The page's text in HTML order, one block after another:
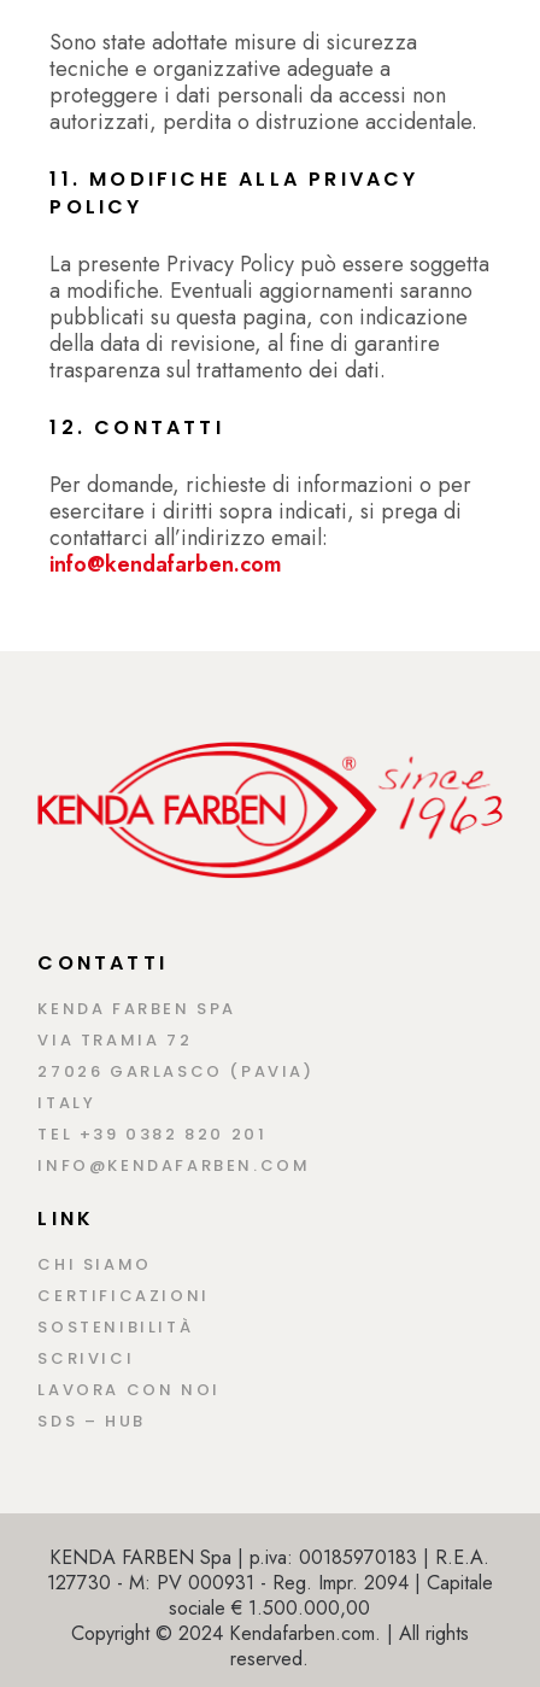
Sono state adottate misure di sicurezza
tecniche e organizzative adeguate a
proteggere i dati personali da accessi non
autorizzati, perdita o distruzione accidentale.
11. MODIFICHE ALLA PRIVACY
POLICY
La presente Privacy Policy può essere soggetta
a modifiche. Eventuali aggiornamenti saranno
pubblicati su questa pagina, con indicazione
della data di revisione, al fine di garantire
trasparenza sul trattamento dei dati.
12. CONTATTI
Per domande, richieste di informazioni o per
esercitare i diritti sopra indicati, si prega di
contattarci all’indirizzo email:
info@kendafarben.com
CONTATTI
KENDA FARBEN SPA
VIA TRAMIA 72
27026 GARLASCO (PAVIA)
ITALY
TEL +39 0382 820 201
INFO@KENDAFARBEN.COM
LINK
CHI SIAMO
CERTIFICAZIONI
SOSTENIBILITÀ
SCRIVICI
LAVORA CON NOI
SDS – HUB
KENDA FARBEN Spa | p.iva: 00185970183 | R.E.A.
127730 - M: PV 000931 - Reg. Impr. 2094 | Capitale
sociale € 1.500.000,00
Copyright © 2024 Kendafarben.com. | All rights
reserved.